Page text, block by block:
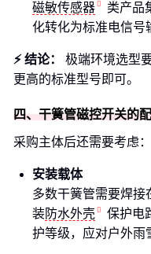
磁敏传感器
类产品
化转化为标准电信号
⚡ 结论：
极端环境选型
更高的标准型号即可。
四、干簧管磁控开关的
采购主体后还需要考虑：
安装载体
多数干簧管需要焊接
装防水外壳
保护电
护等级，应对户外雨